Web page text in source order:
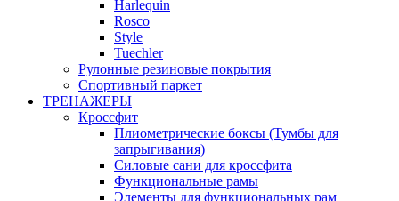
Harlequin
Rosco
Style
Tuechler
Рулонные резиновые покрытия
Спортивный паркет
ТРЕНАЖЕРЫ
Кроссфит
Плиометрические боксы (Тумбы для
запрыгивания)
Силовые сани для кроссфита
Функциональные рамы
Элементы для функциональных рам